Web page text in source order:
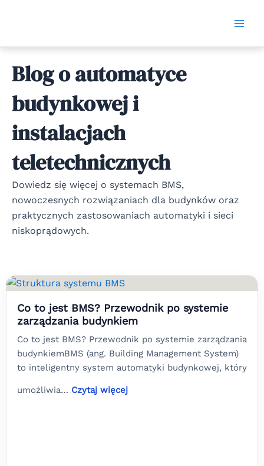
Blog o automatyce
budynkowej i
instalacjach
teletechnicznych
Dowiedz się więcej o systemach BMS,
nowoczesnych rozwiązaniach dla budynków oraz
praktycznych zastosowaniach automatyki i sieci
niskoprądowych.
Co to jest BMS? Przewodnik po systemie
zarządzania budynkiem
Co to jest BMS? Przewodnik po systemie zarządzania
budynkiemBMS (ang. Building Management System)
to inteligentny system automatyki budynkowej, który
umożliwia… Czytaj więcej